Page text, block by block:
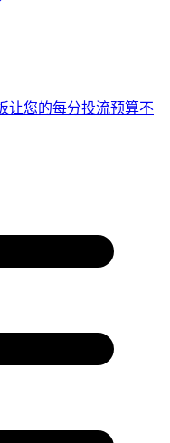
让您的每分投流预算不